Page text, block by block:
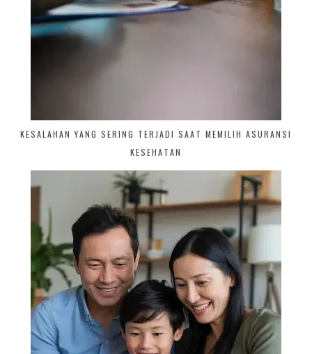
KESALAHAN YANG SERING TERJADI SAAT MEMILIH ASURANSI
KESEHATAN